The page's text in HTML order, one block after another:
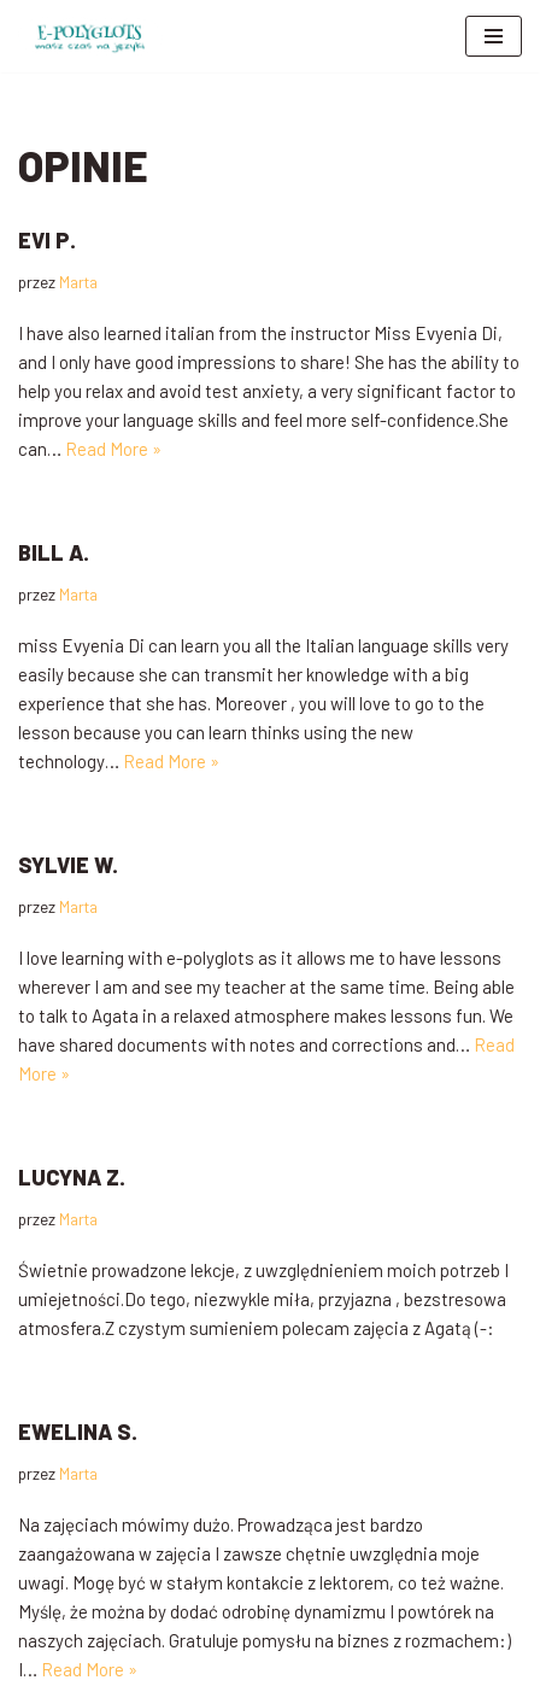
OPINIE
EVI P.
przez Marta
I have also learned italian from the instructor Miss Evyenia Di,
and I only have good impressions to share! She has the ability to
help you relax and avoid test anxiety, a very significant factor to
improve your language skills and feel more self-confidence.She
can… Read More »
BILL A.
przez Marta
miss Evyenia Di can learn you all the Italian language skills very
easily because she can transmit her knowledge with a big
experience that she has. Moreover , you will love to go to the
lesson because you can learn thinks using the new
technology… Read More »
SYLVIE W.
przez Marta
I love learning with e-polyglots as it allows me to have lessons
wherever I am and see my teacher at the same time. Being able
to talk to Agata in a relaxed atmosphere makes lessons fun. We
have shared documents with notes and corrections and… Read
More »
LUCYNA Z.
przez Marta
Świetnie prowadzone lekcje, z uwzględnieniem moich potrzeb I
umiejetności.Do tego, niezwykle miła, przyjazna , bezstresowa
atmosfera.Z czystym sumieniem polecam zajęcia z Agatą (-:
EWELINA S.
przez Marta
Na zajęciach mówimy dużo. Prowadząca jest bardzo
zaangażowana w zajęcia I zawsze chętnie uwzględnia moje
uwagi. Mogę być w stałym kontakcie z lektorem, co też ważne.
Myślę, że można by dodać odrobinę dynamizmu I powtórek na
naszych zajęciach. Gratuluje pomysłu na biznes z rozmachem:)
I… Read More »